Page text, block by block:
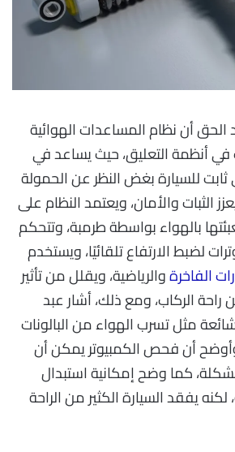
الحق أن نظام المساعدات الهوائية
في أنظمة التعليق، حيث يساعد في
للسيارة بغض النظر عن الحمولة
الثبات والأمان، ويعتمد النظام على
بالهواء بواسطة طرمبة، وتتحكم
لضبط الارتفاع تلقائيًا، ويستخدم
الفاخرةوالرياضية، ويقلل من تأثير
راحة الركاب، ومع ذلك، أشار عبد
مثل تسرب الهواء من البالونات
أن فحص الكمبيوتر يمكن أن
كما وضح إمكانية استبدال
لكنه يفقد السيارة الكثير من الراحة